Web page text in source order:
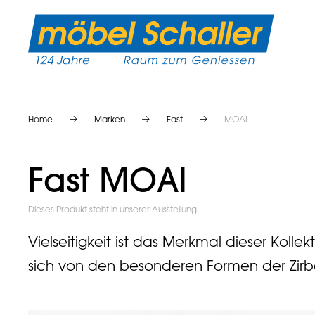
Home Marken Fast MOAI
Fast MOAI
Dieses Produkt steht in unserer Ausstellung
Vielseitigkeit ist das Merkmal dieser
sich von den besonderen Formen der